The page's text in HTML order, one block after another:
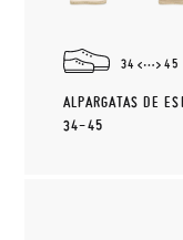
34 45
ALPARGATAS DE
34-45